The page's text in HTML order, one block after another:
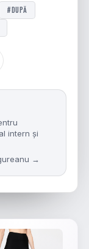
#DUPĂ
intern și
→